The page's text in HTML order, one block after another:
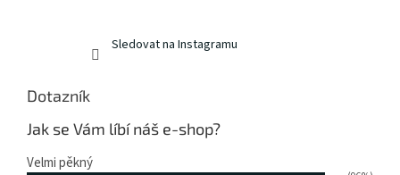
Sledovat na Instagramu
Dotazník
Jak se Vám líbí náš e-shop?
Velmi pěkný